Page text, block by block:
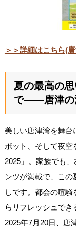
＞＞詳細はこちら(
夏の最高の
で——唐津の
美しい唐津湾を舞台
ポット、そして夜空
2025」。家族でも
ンツが満載で、こ
しです。都会の喧
らリフレッシュでき
2025年7月20日、唐